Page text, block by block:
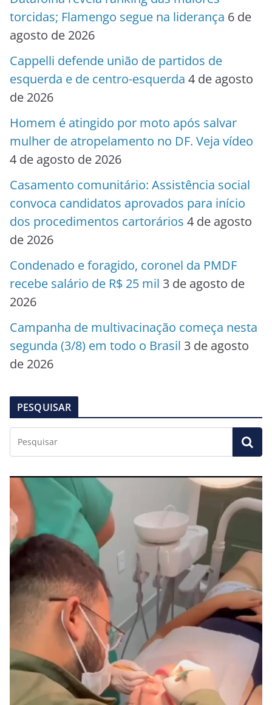
torcidas; Flamengo segue na liderança 6 de
agosto de 2026
Cappelli defende união de partidos de
esquerda e de centro-esquerda 4 de agosto
de 2026
Homem é atingido por moto após salvar
mulher de atropelamento no DF. Veja vídeo
4 de agosto de 2026
Casamento comunitário: Assistência social
convoca candidatos aprovados para início
dos procedimentos cartorários 4 de agosto
de 2026
Condenado e foragido, coronel da PMDF
recebe salário de R$ 25 mil 3 de agosto de
2026
Campanha de multivacinação começa nesta
segunda (3/8) em todo o Brasil 3 de agosto
de 2026
PESQUISAR